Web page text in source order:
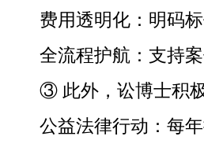
费用透明化：明码
全流程护航：支持
③ 此外，讼博士积
公益法律行动：每